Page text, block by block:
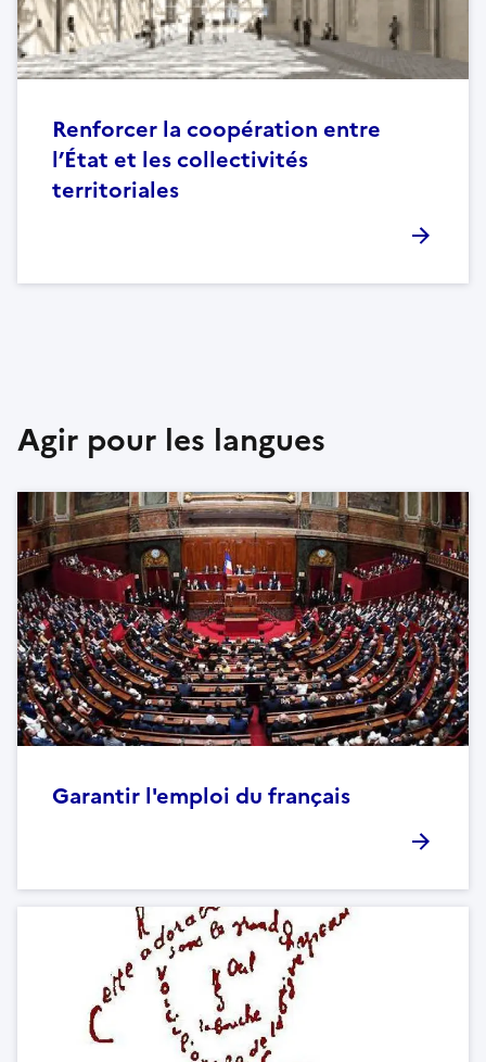
Renforcer la coopération entre
l’État et les collectivités
territoriales
Agir pour les langues
Garantir l'emploi du français